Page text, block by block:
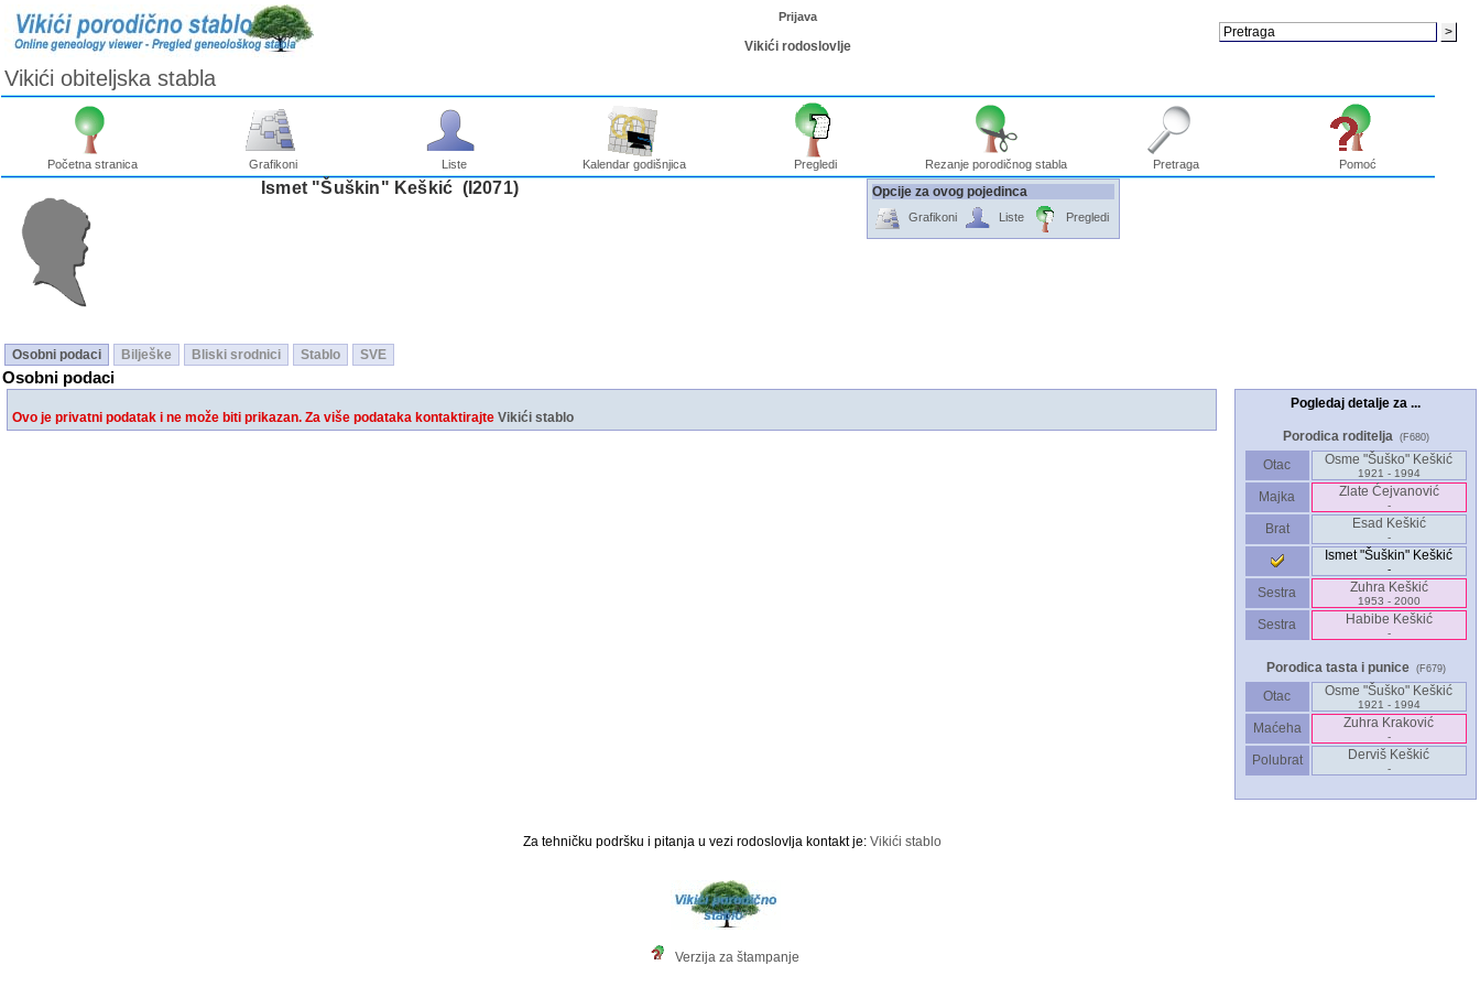
Prijava
Vikići rodoslovlje
Vikići obiteljska stabla
Početna stranica Grafikoni Liste Kalendar godišnjica Pregledi Rezanje porodičnog stabla Pretraga Pomoć
Ismet "Šuškin" Keškić ‎(I2071)‎ Opcije za ovog pojedinca
Grafikoni Liste Pregledi
Osobni podaci Bilješke Bliski srodnici Stablo SVE
Osobni podaci
Ovo je privatni podatak i ne može biti prikazan. Za više podataka kontaktirajte Vikići stablo
Pogledaj detalje za ...
Porodica roditelja (F680)
Otac Osme "Šuško" Keškić
1921 - 1994
Majka Zlate Ćejvanović
-
Brat Esad Keškić
-
Ismet "Šuškin" Keškić
-
Sestra Zuhra Keškić
1953 - 2000
Sestra Habibe Keškić
-
Porodica tasta i punice (F679)
Otac Osme "Šuško" Keškić
1921 - 1994
Maćeha Zuhra Kraković
-
Polubrat Derviš Keškić
-
Za tehničku podršku i pitanja u vezi rodoslovlja kontakt je:Vikići stablo
Verzija za štampanje